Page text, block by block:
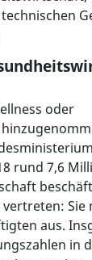
oder
rund 7,6
Sie
aus.
in